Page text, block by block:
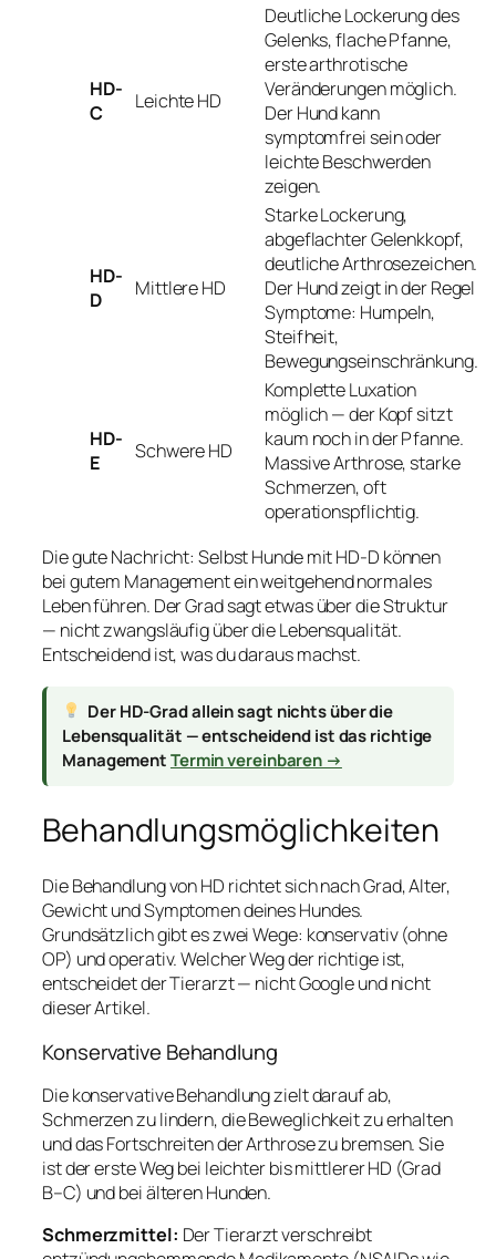
HD-
C
Leichte HD
Deutliche Lockerung des
Gelenks, flache Pfanne,
erste arthrotische
Veränderungen möglich.
Der Hund kann
symptomfrei sein oder
leichte Beschwerden
zeigen.
HD-
D
Mittlere HD
Starke Lockerung,
abgeflachter Gelenkkopf,
deutliche Arthrosezeichen.
Der Hund zeigt in der Regel
Symptome: Humpeln,
Steifheit,
Bewegungseinschränkung.
HD-
E
Schwere HD
Komplette Luxation
möglich — der Kopf sitzt
kaum noch in der Pfanne.
Massive Arthrose, starke
Schmerzen, oft
operationspflichtig.
Die gute Nachricht: Selbst Hunde mit HD-D können
bei gutem Management ein weitgehend normales
Leben führen. Der Grad sagt etwas über die Struktur
— nicht zwangsläufig über die Lebensqualität.
Entscheidend ist, was du daraus machst.
Der HD-Grad allein sagt nichts über die
Lebensqualität — entscheidend ist das richtige
ManagementTermin vereinbaren →
Behandlungsmöglichkeiten
Die Behandlung von HD richtet sich nach Grad, Alter,
Gewicht und Symptomen deines Hundes.
Grundsätzlich gibt es zwei Wege: konservativ (ohne
OP) und operativ. Welcher Weg der richtige ist,
entscheidet der Tierarzt — nicht Google und nicht
dieser Artikel.
Konservative Behandlung
Die konservative Behandlung zielt darauf ab,
Schmerzen zu lindern, die Beweglichkeit zu erhalten
und das Fortschreiten der Arthrose zu bremsen. Sie
ist der erste Weg bei leichter bis mittlerer HD (Grad
B–C) und bei älteren Hunden.
Schmerzmittel: Der Tierarzt verschreibt